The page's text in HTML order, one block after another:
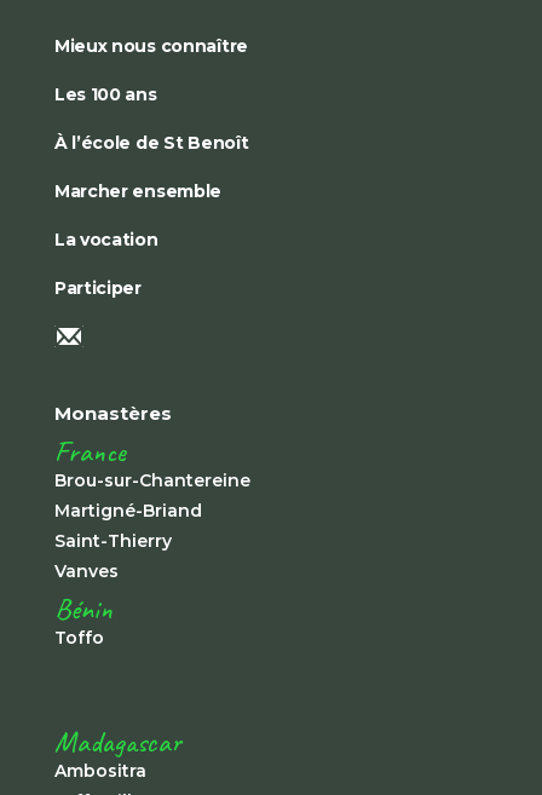
Mieux nous connaître
Les 100 ans
À l’école de St Benoît
Marcher ensemble
La vocation
Participer
Monastères
France
Brou-sur-Chantereine
Martigné-Briand
Saint-Thierry
Vanves
Bénin
Toffo
Madagascar
Ambositra